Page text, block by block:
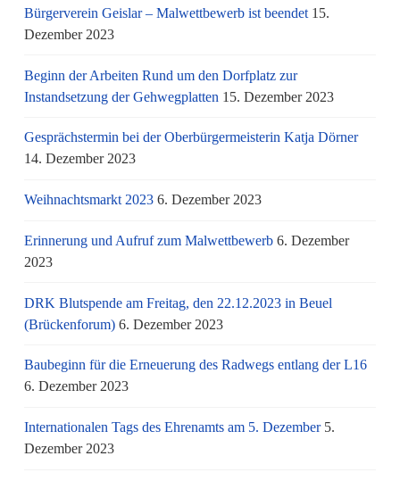
Bürgerverein Geislar – Malwettbewerb ist beendet 15.
Dezember 2023
Beginn der Arbeiten Rund um den Dorfplatz zur
Instandsetzung der Gehwegplatten 15. Dezember 2023
Gesprächstermin bei der Oberbürgermeisterin Katja Dörner
14. Dezember 2023
Weihnachtsmarkt 2023 6. Dezember 2023
Erinnerung und Aufruf zum Malwettbewerb 6. Dezember
2023
DRK Blutspende am Freitag, den 22.12.2023 in Beuel
(Brückenforum) 6. Dezember 2023
Baubeginn für die Erneuerung des Radwegs entlang der L16
6. Dezember 2023
Internationalen Tags des Ehrenamts am 5. Dezember 5.
Dezember 2023